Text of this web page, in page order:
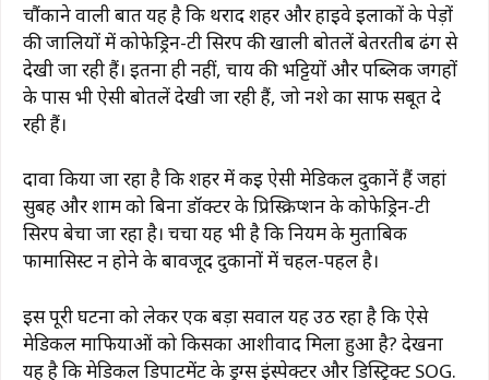
चौंकाने वाली बात यह है कि थराद शहर और हाईवे इलाकों के पेड़ों
की जालियों में कोफेड्रिन-टी सिरप की खाली बोतलें बेतरतीब ढंग से
देखी जा रही हैं। इतना ही नहीं, चाय की भट्टियों और पब्लिक जगहों
के पास भी ऐसी बोतलें देखी जा रही हैं, जो नशे का साफ सबूत दे
रही हैं।
दावा किया जा रहा है कि शहर में कई ऐसी मेडिकल दुकानें हैं जहां
सुबह और शाम को बिना डॉक्टर के प्रिस्क्रिप्शन के कोफेड्रिन-टी
सिरप बेचा जा रहा है। चर्चा यह भी है कि नियम के मुताबिक
फार्मासिस्ट न होने के बावजूद दुकानों में चहल-पहल है।
इस पूरी घटना को लेकर एक बड़ा सवाल यह उठ रहा है कि ऐसे
मेडिकल माफियाओं को किसका आशीर्वाद मिला हुआ है? देखना
यह है कि मेडिकल डिपार्टमेंट के ड्रग्स इंस्पेक्टर और डिस्ट्रिक्ट SOG.